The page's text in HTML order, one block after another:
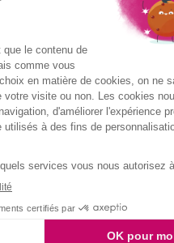
coup de propre dans
suffirait d’embaucher
le bon intervenant
mensuelle,
(78200) vise
chaque
et que
chaque client pour
avec des
et la clarté de la
avant son
temps, pensez à lui